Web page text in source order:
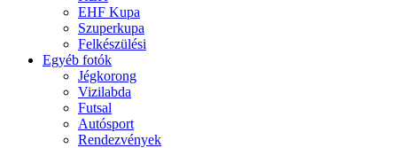
EHF Kupa
Szuperkupa
Felkészülési
Egyéb fotók
Jégkorong
Vizilabda
Futsal
Autósport
Rendezvények